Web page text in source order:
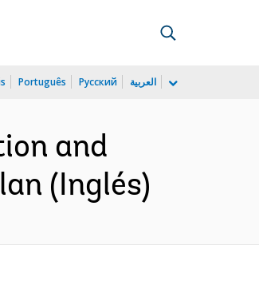
Português Русский العربية
and
(Inglés)